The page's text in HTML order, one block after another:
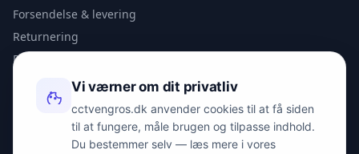
Forsendelse & levering
Returnering
Privatlivspolitik
KONTAKT
info@spyman.dk
Vi værner om dit privatliv
cctvengros.dk anvender cookies til at få siden
til at fungere, måle brugen og tilpasse indhold.
Du bestemmer selv — læs mere i vores